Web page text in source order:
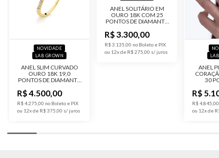
Acabamento Polido
A758-Lab
NOVIDADE
LAB GROWN
ANEL SLIM CURVADO
OURO 18K 19,0
PONTOS DE DIAMANTE
R$ 4.500,00
R$ 4.275,00 no Boleto e PIX
ou 12x de R$ 375,00
ANEL SOLITÁRIO EM
OURO 18K COM 25
PONTOS DE DIAMANTE
R$ 3.300,00
R$ 3.135,00 no Boleto e PIX
ou 12x de R$ 275,00
ANEL
30
R$
R$
ou 12x de